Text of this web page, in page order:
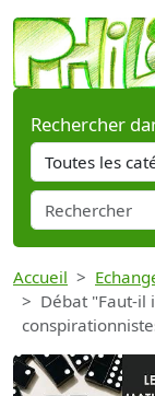
Rechercher
Accueil
Débat "Faut-il